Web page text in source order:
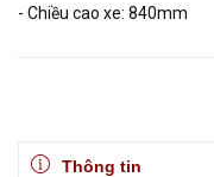
- Chiều cao xe: 840mm
Thông tin